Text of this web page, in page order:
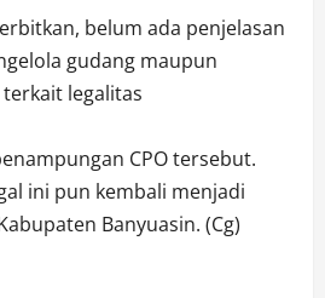
belum ada penjelasan
gudang maupun
legalitas
CPO tersebut.
ini pun kembali menjadi
Banyuasin. (Cg)